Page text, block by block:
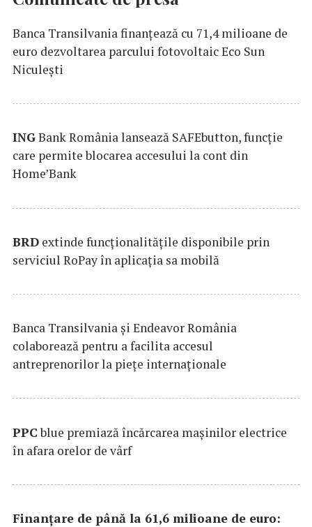
Banca Transilvania finanțează cu 71,4 milioane de
euro dezvoltarea parcului fotovoltaic Eco Sun
Niculești
INGBank România lansează SAFEbutton, funcţie
care permite blocarea accesului la cont din
Home’Bank
BRD extinde funcţionalităţile disponibile prin
serviciul RoPay în aplicaţia sa mobilă
Banca Transilvania şi Endeavor România
colaborează pentru a facilita accesul
antreprenorilor la pieţe internaţionale
PPCblue premiază încărcarea maşinilor electrice
în afara orelor de vârf
Finanțare de până la 61,6 milioane de euro: